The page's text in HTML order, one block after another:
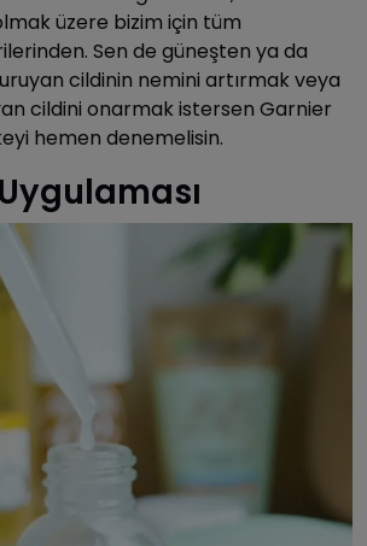
üzere bizim için tüm
Sen de güneşten ya da
cildinin nemini artırmak veya
cildini onarmak istersen Garnier
hemen denemelisin.